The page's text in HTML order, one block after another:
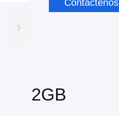
Contáctenos
2GB